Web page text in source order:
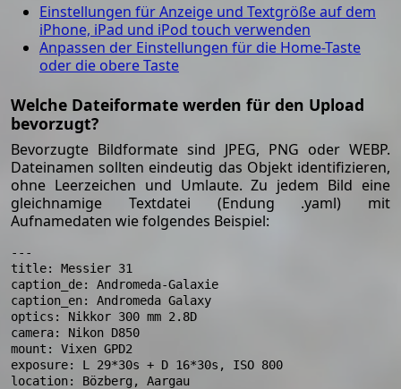
Einstellungen für Anzeige und Textgröße auf dem
iPhone, iPad und iPod touch verwenden
Anpassen der Einstellungen für die Home-Taste
oder die obere Taste
Welche Dateiformate werden für den Upload
bevorzugt?
Bevorzugte Bildformate sind JPEG, PNG oder WEBP.
Dateinamen sollten eindeutig das Objekt identifizieren,
ohne Leerzeichen und Umlaute. Zu jedem Bild eine
gleichnamige Textdatei (Endung .yaml) mit
Aufnamedaten wie folgendes Beispiel:
---
title: Messier 31
caption_de: Andromeda-Galaxie
caption_en: Andromeda Galaxy
optics: Nikkor 300 mm 2.8D
camera: Nikon D850
mount: Vixen GPD2
exposure: L 29*30s + D 16*30s, ISO 800
location: Bözberg, Aargau